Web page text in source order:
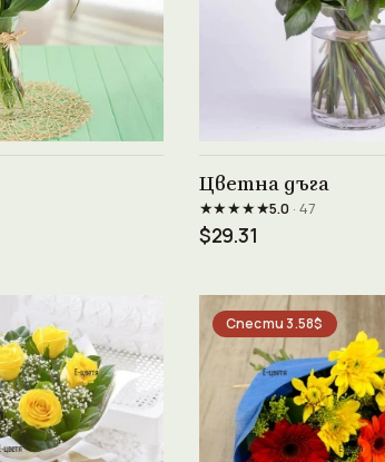
Цветна дъга
★★★★★5.0 · 47
$29.31
Спести 3.58$